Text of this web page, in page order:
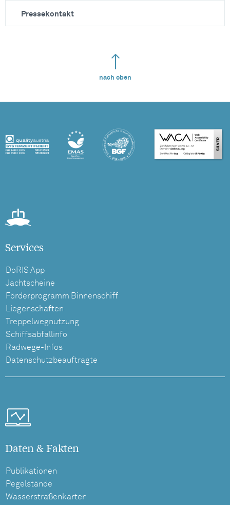
Pressekontakt
nach oben
Services
DoRIS App
Jachtscheine
Förderprogramm Binnenschiff
Liegenschaften
Treppelwegnutzung
Schiffsabfallinfo
Radwege-Infos
Datenschutzbeauftragte
Daten & Fakten
Publikationen
Pegelstände
Wasserstraßenkarten